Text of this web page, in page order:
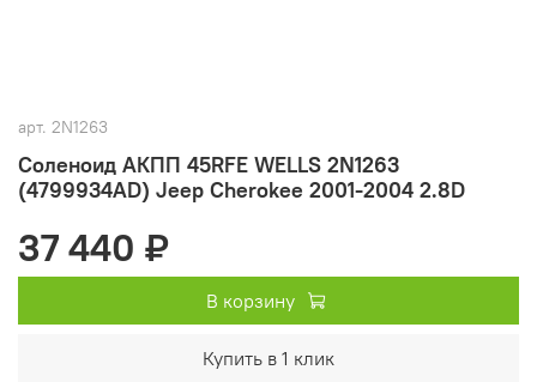
арт. 2N1263
Соленоид АКПП 45RFE WELLS 2N1263
(4799934AD) Jeep Cherokee 2001-2004 2.8D
37 440 ₽
В корзину
Купить в 1 клик